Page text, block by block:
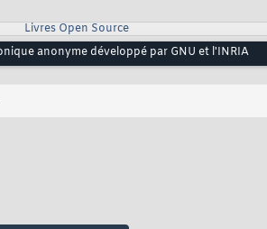
Livres Open Source
anonyme développé par GNU et l'INRIA